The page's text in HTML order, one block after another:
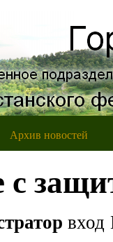
Архив новостей
вход